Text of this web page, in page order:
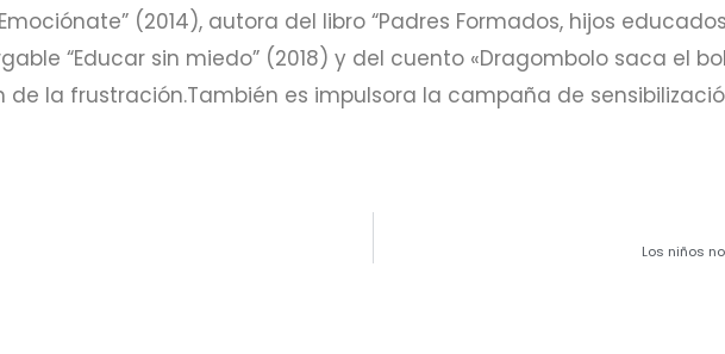
(2014), autora del libro “Padres Formados, hijos
“Educar sin miedo” (2018) y del cuento «Dragombolo saca el
de la frustración.También es impulsora la campaña de
Los niños